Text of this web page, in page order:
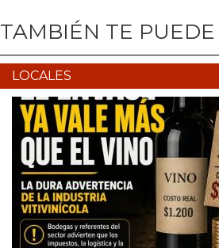
TAMBIÉN TE
LOCALES